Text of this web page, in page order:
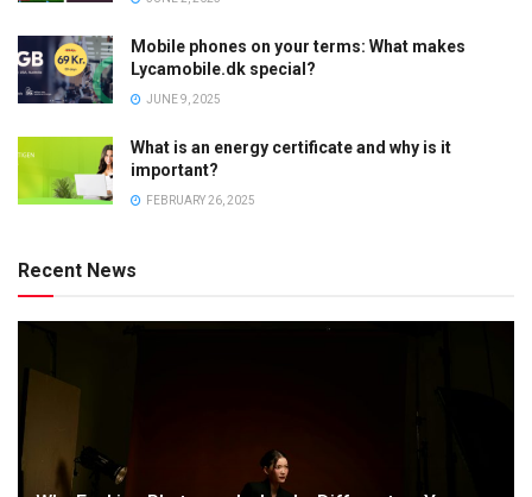
Mobile phones on your terms: What makes
Lycamobile.dk special?
JUNE 9, 2025
What is an energy certificate and why is it
important?
FEBRUARY 26, 2025
Recent News